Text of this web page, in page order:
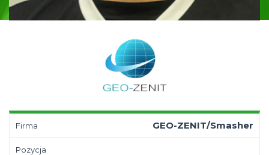
Firma GEO-ZENIT/Smasher
Pozycja